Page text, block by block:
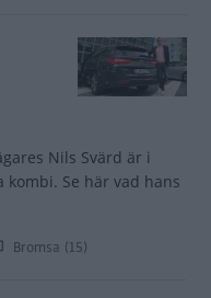
Nils Svärd är i
kombi. Se här vad hans
Bromsa (15)